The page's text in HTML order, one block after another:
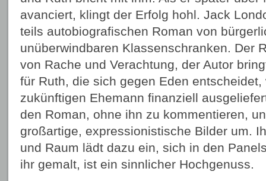
avanciert, klingt der Erfolg hohl. Jack
teils autobiografischen Roman von
unüberwindbaren Klassenschranken. Der
von Rache und Verachtung, der Autor
für Ruth, die sich gegen Eden
zukünftigen Ehemann finanziell
den Roman, ohne ihn zu kommentieren,
großartige, expressionistische Bilder um.
und Raum lädt dazu ein, sich in den
ihr gemalt, ist ein sinnlicher Hochgenuss.